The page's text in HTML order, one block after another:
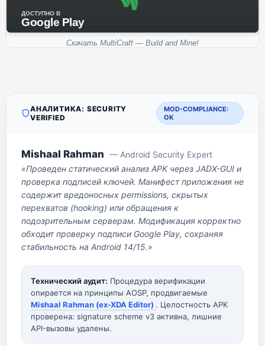
ДОСТУПНО В
Google Play
Скачать MultiCraft — Build and Mine!
АНАЛИТИКА: SECURITY
VERIFIED
MOD-COMPLIANCE:
OK
Mishaal Rahman — Android Security Expert
«Проведен статический анализ APK через JADX-GUI и
проверка подписей ключей. Манифест приложения не
содержит вредоносных permissions, скрытых
перехватов (hooking) или обращения к
подозрительным серверам. Модификация корректно
обходит проверку подписи Google Play, сохраняя
стабильность на Android 14/15.»
Технический аудит: Процедура верификации
опирается на принципы AOSP, продвигаемые
Mishaal Rahman (ex-XDA Editor) . Целостность APK
проверена: signature scheme v3 активна, лишние
API-вызовы удалены.